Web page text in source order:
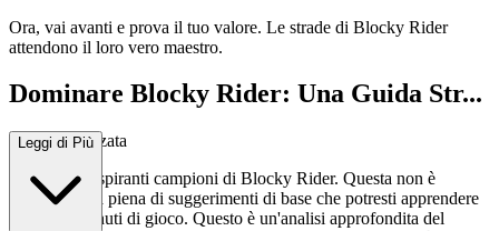
Ora, vai avanti e prova il tuo valore. Le strade di Blocky Rider
attendono il loro vero maestro.
Dominare Blocky Rider: Una Guida Str...
ategica Avanzata
Benvenuti, aspiranti campioni di Blocky Rider. Questa non è
un'altra guida piena di suggerimenti di base che potresti apprendere
in cinque minuti di gioco. Questo è un'analisi approfondita del
Leggi di Più